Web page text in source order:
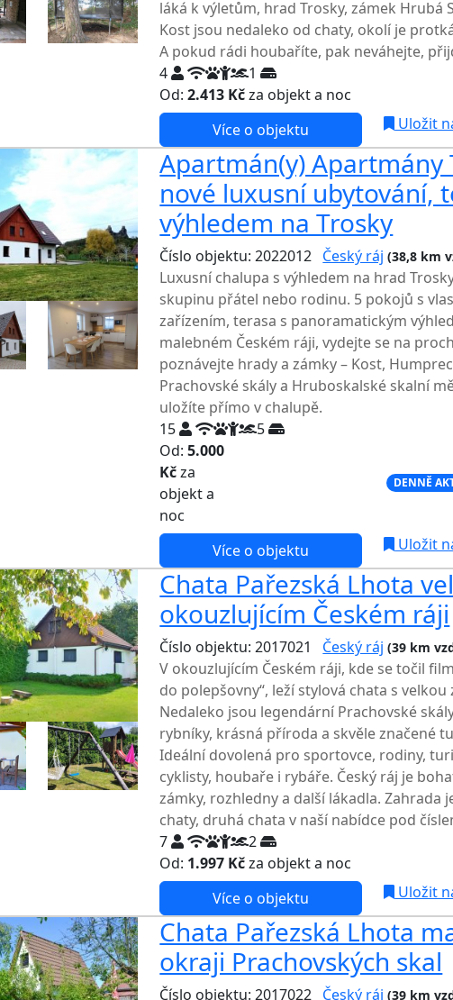
láká k výletům, hrad Trosky, zámek Hrubá
Kost jsou nedaleko od chaty, okolí je
A pokud rádi houbaříte, pak neváhejte,
4
1
Od:2.413 Kčza objekt a noc
Více o objektu
Uložit
Apartmán(y) Apartmány
nové luxusní ubytování,
výhledem na Trosky
Číslo objektu: 2022012 Český ráj (38,8 km
Luxusní chalupa s výhledem na hrad
skupinu přátel nebo rodinu. 5 pokojů s
zařízením, terasa s panoramatickým
malebném Českém ráji, vydejte se na
poznávejte hrady a zámky – Kost,
Prachovské skály a Hruboskalské skalní
uložíte přímo v chalupě.
15
5
Od:5.000
Kčza
objekt a
noc
DENNĚ
Více o objektu Uložit
Chata Pařezská Lhota
okouzlujícím Českém ráji
Číslo objektu: 2017021 Český ráj (39 km
V okouzlujícím Českém ráji, kde se točil
do polepšovny“, leží stylová chata s velkou
Nedaleko jsou legendární Prachovské
rybníky, krásná příroda a skvěle značené
Ideální dovolená pro sportovce, rodiny,
cyklisty, houbaře i rybáře. Český ráj je
zámky, rozhledny a další lákadla. Zahrada
chaty, druhá chata v naší nabídce pod
7
2
Od: 1.997 Kčza objekt a noc
Více o objektu Uložit
Chata Pařezská Lhota
okraji Prachovských skal
Číslo objektu: 2017022 Český ráj (39 km